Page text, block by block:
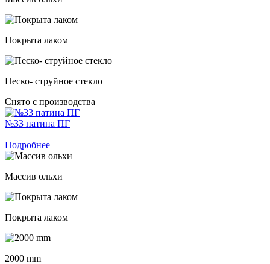
Покрыта лаком
Песко- струйное стекло
Снято с производства
№33 патина ПГ
Подробнее
Массив ольхи
Покрыта лаком
2000 mm